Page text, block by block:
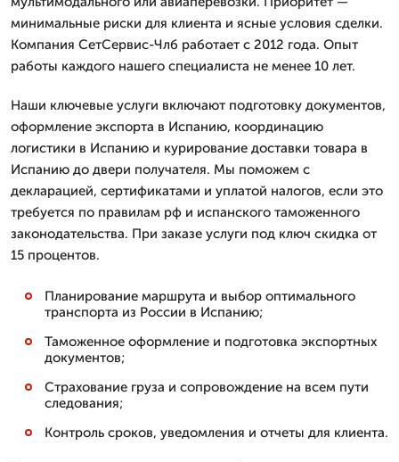
минимальные риски для клиента и ясные условия сделки.
Компания СетСервис-Члб работает с 2012 года. Опыт
работы каждого нашего специалиста не менее 10 лет.
Наши ключевые услуги включают подготовку документов,
оформление экспорта в Испанию, координацию
логистики в Испанию и курирование доставки товара в
Испанию до двери получателя. Мы поможем с
декларацией, сертификатами и уплатой налогов, если это
требуется по правилам рф и испанского таможенного
законодательства. При заказе услуги под ключ скидка от
15 процентов.
Планирование маршрута и выбор оптимального
транспорта из России в Испанию;
Таможенное оформление и подготовка экспортных
документов;
Страхование груза и сопровождение на всем пути
следования;
Контроль сроков, уведомления и отчеты для клиента.